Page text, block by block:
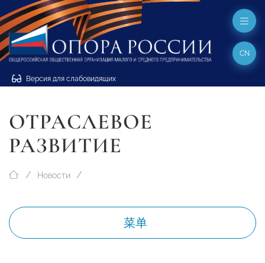
Версия для слабовидящих
CN
ОТРАСЛЕВОЕ
РАЗВИТИЕ
Новости
菜单